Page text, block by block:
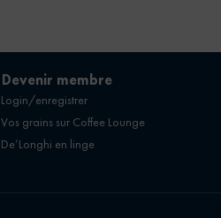
Devenir membre
Login/enregistrer
Vos grains sur Coffee Lounge
De’Longhi en linge